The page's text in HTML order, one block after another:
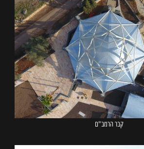
קבר הרמב"ם